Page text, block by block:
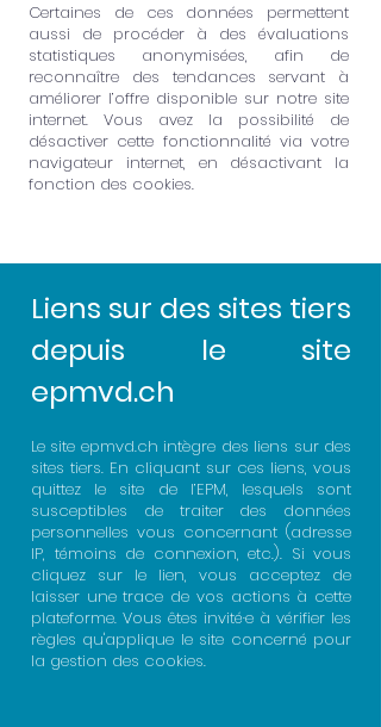
Certaines de ces données permettent
aussi de procéder à des évaluations
statistiques anonymisées, afin de
reconnaître des tendances servant à
améliorer l’offre disponible sur notre site
internet. Vous avez la possibilité de
désactiver cette fonctionnalité via votre
navigateur internet, en désactivant la
fonction des cookies.
Liens sur des sites tiers
depuis le site
epmvd.ch
Le site epmvd.ch intègre des liens sur des
sites tiers. En cliquant sur ces liens, vous
quittez le site de l’EPM, lesquels sont
susceptibles de traiter des données
personnelles vous concernant (adresse
IP, témoins de connexion, etc.). Si vous
cliquez sur le lien, vous acceptez de
laisser une trace de vos actions à cette
plateforme. Vous êtes invité·e à vérifier les
règles qu'applique le site concerné pour
la gestion des cookies.